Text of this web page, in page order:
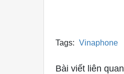
Tags: Vinaphone
Bài viết liên quan